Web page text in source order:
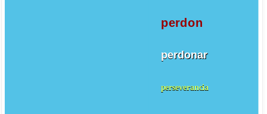
perdon
perdonar
perseverancia